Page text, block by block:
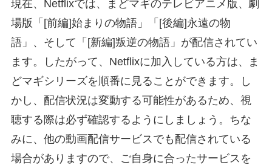
現在、Netflixでは、まどマギのテレビアニメ版、劇
場版「[前編]始まりの物語」「[後編]永遠の物
語」、そして「[新編]叛逆の物語」が配信されてい
ます。したがって、Netflixに加入している方は、ま
どマギシリーズを順番に見ることができます。し
かし、配信状況は変動する可能性があるため、視
聴する際は必ず確認するようにしましょう。ちな
みに、他の動画配信サービスでも配信されている
場合がありますので、ご自身に合ったサービスを